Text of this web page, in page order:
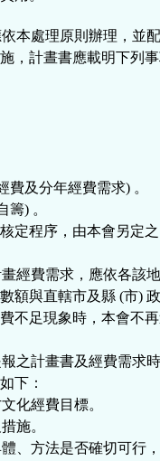
本處理原則辦理，並
，計晝書應載明下列
及分年經費需求) 。
) 。
定程序，由本會另定
經費需求，應依各該
額與直轄市及縣 (市)
不足現象時，本會不
之計畫書及經費需求
下：
化經費目標。
施。
、方法是否確切可行